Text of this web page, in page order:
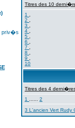
priv�s
Titres des 10
1
2
3
4
5
6
7
8
9
10
Titres des 4
1
2
3 L'ancien Vert